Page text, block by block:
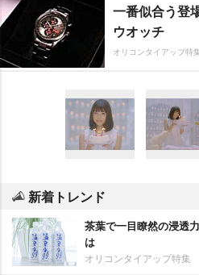
一番似合う登
ウオッチ
オリコンタイアップ特
新着トレンド
茶葉で一目瞭然の浸透
は
オリコンタイアップ特集